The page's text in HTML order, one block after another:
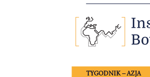
TYGODNIK – AZJA